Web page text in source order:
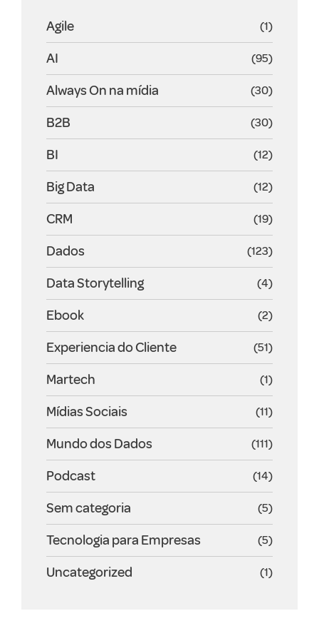
Agile (1)
AI (95)
Always On na mídia (30)
B2B (30)
BI (12)
Big Data (12)
CRM (19)
Dados (123)
Data Storytelling (4)
Ebook (2)
Experiencia do Cliente (51)
Martech (1)
Mídias Sociais (11)
Mundo dos Dados (111)
Podcast (14)
Sem categoria (5)
Tecnologia para Empresas (5)
Uncategorized (1)